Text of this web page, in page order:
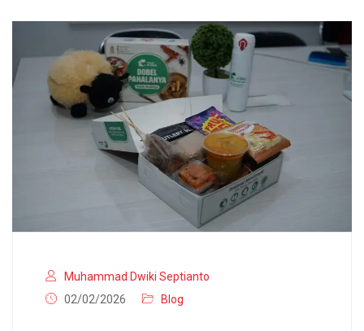
Muhammad Dwiki Septianto
02/02/2026
Blog